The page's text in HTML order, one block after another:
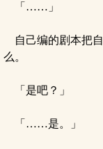
「……」
自己编的剧本把
么。
「是吧？」
「……是。」